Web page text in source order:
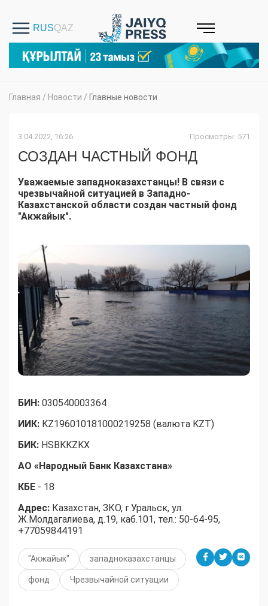
Главная / Новости / Главные новости
3.04.2022, 16:26 Просмотры: 571
СОЗДАН ЧАСТНЫЙ ФОНД
Уважаемые западноказахстанцы! В связи с
чрезвычайной ситуацией в Западно-
Казахстанской области создан частный фонд
"Акжайык".
БИН: 030540003364
ИИК: KZ196010181000219258 (валюта KZT)
БИК: HSBKKZKX
АО «Народный Банк Казахстана»
КБЕ - 18
Адрес: Казахстан, ЗКО, г.Уральск, ул.
Ж.Молдагалиева, д.19, каб.101, тел.: 50-64-95,
+77059844191
"Акжайык" западноказахстанцы
фонд Чрезвычайной ситуации